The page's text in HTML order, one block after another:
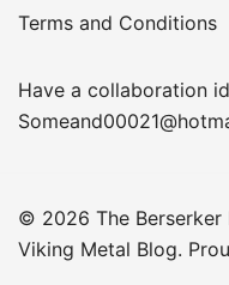
Terms and Conditions
Have a collaboration
© 2026 The Berserker
Viking Metal Blog.